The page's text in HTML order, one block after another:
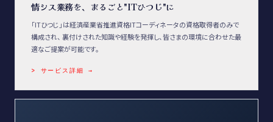
情シス業務を、まるごと"ITひつじ"に
「ITひつじ」は経済産業省推進資格ITコーディネータの資格取得者のみで
構成され、 裏付けされた知識や経験を発揮し、皆さまの環境に合わせた最
適なご提案が可能です。
> サービス詳細 →